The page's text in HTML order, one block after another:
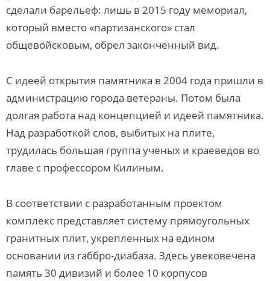
сделали барельеф: лишь в 2015 году мемориал,
который вместо «партизанского» стал
общевойсковым, обрел законченный вид.
С идеей открытия памятника в 2004 года пришли в
администрацию города ветераны. Потом была
долгая работа над концепцией и идеей памятника.
Над разработкой слов, выбитых на плите,
трудилась большая группа ученых и краеведов во
главе с профессором Килиным.
В соответствии с разработанным проектом
комплекс представляет систему прямоугольных
гранитных плит, укрепленных на едином
основании из габбро-диабаза. Здесь увековечена
память 30 дивизий и более 10 корпусов